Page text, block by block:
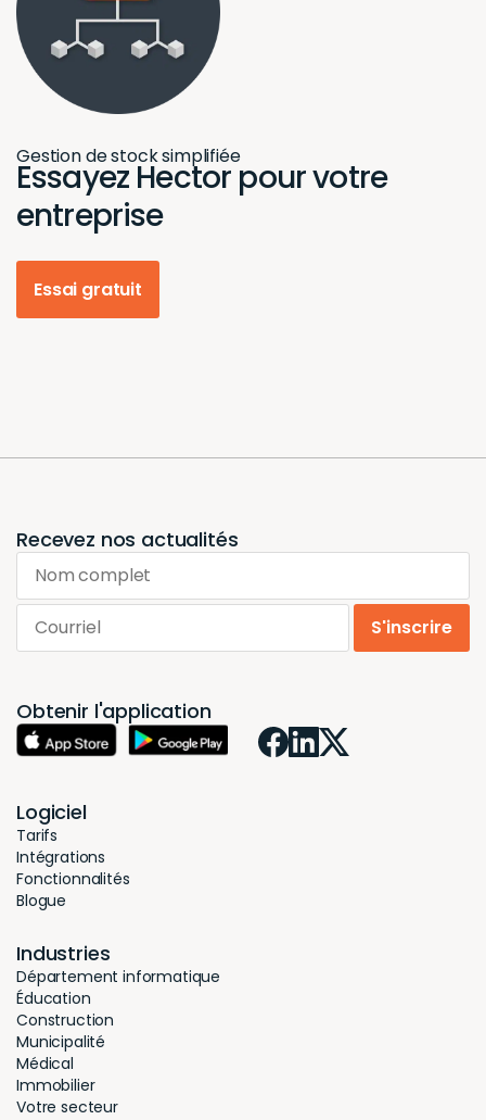
Gestion de stock simplifiée
Essayez Hector pour votre
entreprise
Essai gratuit
Recevez nos actualités
Nom complet
Courriel
S'inscrire
Obtenir l'application
Logiciel
Tarifs
Intégrations
Fonctionnalités
Blogue
Industries
Département informatique
Éducation
Construction
Municipalité
Médical
Immobilier
Votre secteur